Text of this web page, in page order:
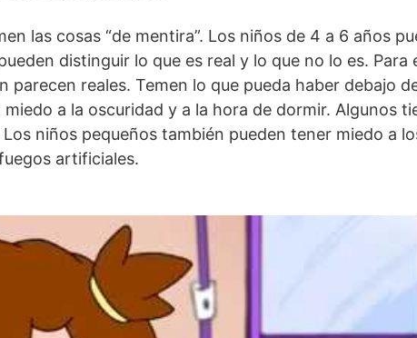
las cosas “de mentira”. Los niños de 4 a 6 años
distinguir lo que es real y lo que no lo es. Para
parecen reales. Temen lo que pueda haber debajo
a la oscuridad y a la hora de dormir. Algunos
niños pequeños también pueden tener miedo a
artificiales.